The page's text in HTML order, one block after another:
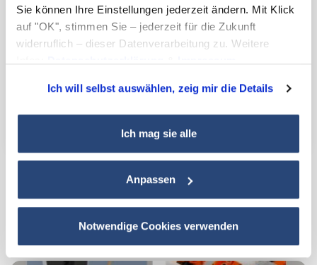
Sie können Ihre Einstellungen jederzeit ändern. Mit Klick
auf "OK", stimmen Sie – jederzeit für die Zukunft
widerruflich – dieser Datenverarbeitung zu. Weitere
Ich will selbst auswählen, zeig mir die Details
Ich mag sie alle
Anpassen
Notwendige Cookies verwenden
die für elektronische Geräte potenziell gefährlich
sind
weil diese Rohre im Brandfall keine
undurchsichtigen Dämpfe abgeben und die
Sichtbarkeit zur Identifizierung von
Infopaper Electrical conduits
Weitere interessante Themen